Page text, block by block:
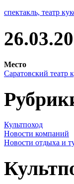
спектакль, театр
Место
Саратовский театр
Культпоход
Новости компаний
Новости отдыха и